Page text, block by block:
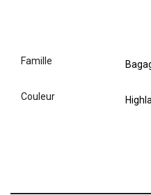
famille
couleur